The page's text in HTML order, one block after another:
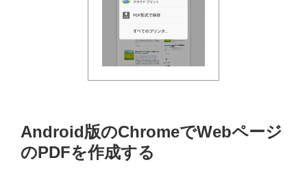
Android版のChromeでWebページ
のPDFを作成する